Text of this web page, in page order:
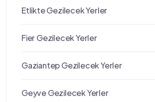
Etlikte Gezilecek Yerler
Fier Gezilecek Yerler
Gaziantep Gezilecek Yerler
Geyve Gezilecek Yerler